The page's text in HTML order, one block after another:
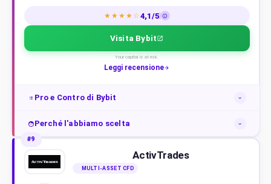
★★★★☆4,1/5
Visita Bybit
Your capital is at risk.
Leggi recensione
Pro e Contro di Bybit
Perché l'abbiamo scelta
#9
ActivTrades
MULTI-ASSET CFD